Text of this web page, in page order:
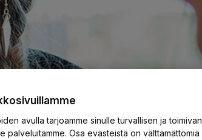
avulla tarjoamme sinulle turvallisen ja toimivan
palveluitamme. Osa evästeistä on välttämättömiä